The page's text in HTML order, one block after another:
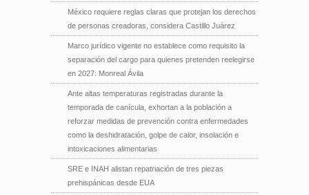
México requiere reglas claras que protejan los derechos
de personas creadoras, considera Castillo Juárez
Marco jurídico vigente no establece como requisito la
separación del cargo para quienes pretenden reelegirse
en 2027: Monreal Ávila
Ante altas temperaturas registradas durante la
temporada de canícula, exhortan a la población a
reforzar medidas de prevención contra enfermedades
como la deshidratación, golpe de calor, insolación e
intoxicaciones alimentarias
SRE e INAH alistan repatriación de tres piezas
prehispánicas desde EUA